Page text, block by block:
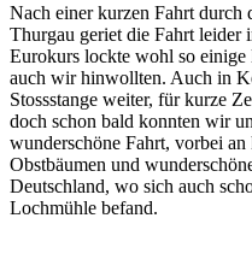
Nach einer kurzen Fahrt durch
Thurgau geriet die Fahrt
Eurokurs lockte wohl so einige
auch wir hinwollten. Auch in
Stossstange weiter, für kurze
doch schon bald konnten wir
wunderschöne Fahrt, vorbei
Obstbäumen und
Deutschland, wo sich auch
Lochmühle befand.